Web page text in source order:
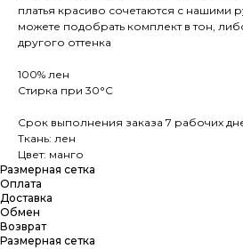
платья красиво сочетаются с нашими
можете подобрать комплект в тон,
другого оттенка
100% лен
Стирка при 30°С
Срок выполнения заказа 7 рабочих
Ткань: лен
Цвет: манго
Размерная сетка
Оплата
Доставка
Обмен
Возврат
Размерная сетка